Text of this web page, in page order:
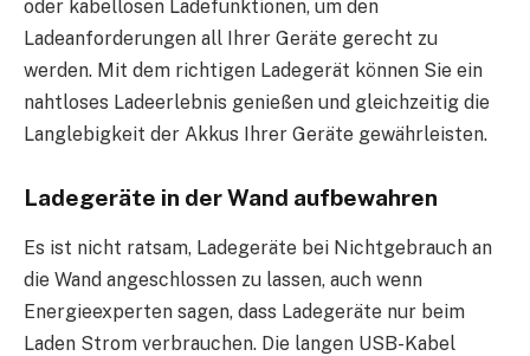
oder kabellosen Ladefunktionen, um den
Ladeanforderungen all Ihrer Geräte gerecht zu
werden. Mit dem richtigen Ladegerät können Sie ein
nahtloses Ladeerlebnis genießen und gleichzeitig die
Langlebigkeit der Akkus Ihrer Geräte gewährleisten.
Ladegeräte in der Wand aufbewahren
Es ist nicht ratsam, Ladegeräte bei Nichtgebrauch an
die Wand angeschlossen zu lassen, auch wenn
Energieexperten sagen, dass Ladegeräte nur beim
Laden Strom verbrauchen. Die langen USB-Kabel